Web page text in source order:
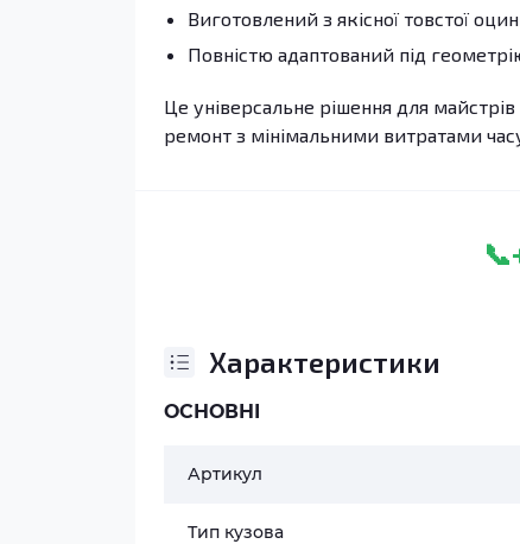
Виготовлений з якісної товстої
Повністю адаптований під
Це універсальне рішення для
ремонт з мінімальними витратами
📞
Характеристики
ОСНОВНІ
Артикул
Тип кузова